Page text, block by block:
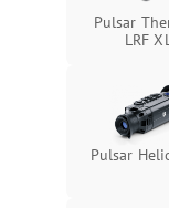
защиты от
Поломка системы
от
Поломка системы
Pulsar
LRF
Pulsar